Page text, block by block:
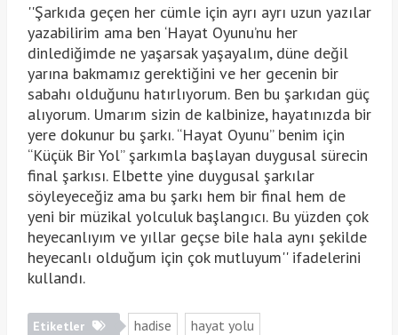
''Şarkıda geçen her cümle için ayrı ayrı uzun yazılar
yazabilirim ama ben ‘Hayat Oyunu’nu her
dinlediğimde ne yaşarsak yaşayalım, düne değil
yarına bakmamız gerektiğini ve her gecenin bir
sabahı olduğunu hatırlıyorum. Ben bu şarkıdan güç
alıyorum. Umarım sizin de kalbinize, hayatınızda bir
yere dokunur bu şarkı. “Hayat Oyunu” benim için
“Küçük Bir Yol” şarkımla başlayan duygusal sürecin
final şarkısı. Elbette yine duygusal şarkılar
söyleyeceğiz ama bu şarkı hem bir final hem de
yeni bir müzikal yolculuk başlangıcı. Bu yüzden çok
heyecanlıyım ve yıllar geçse bile hala aynı şekilde
heyecanlı olduğum için çok mutluyum'' ifadelerini
kullandı.
Etiketler hadise hayat yolu